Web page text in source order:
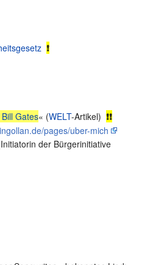
❗
Gates« (WELT-Artikel) ❗❗
pages/uber-mich
der Bürgerinitiative